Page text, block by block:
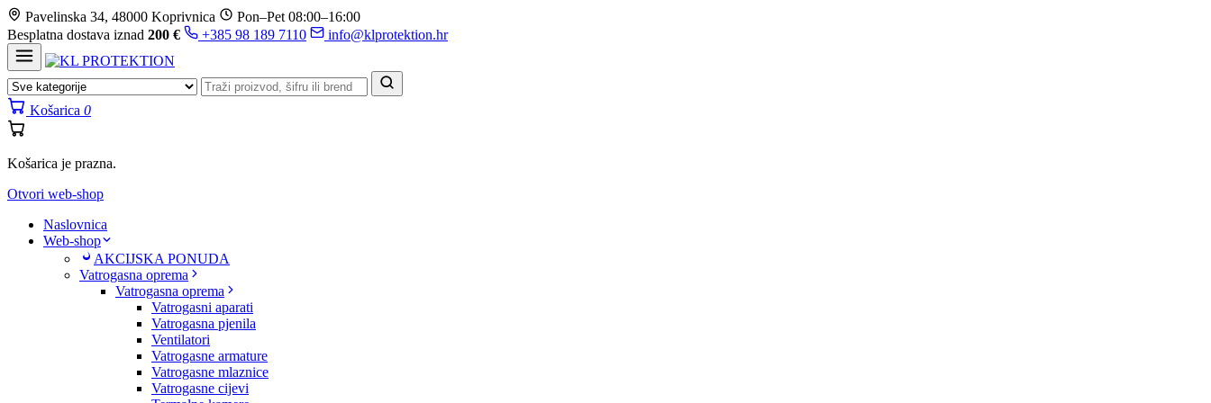
Prijeđi
na
sadržaj
Pavelinska 34, 48000 Koprivnica
Pon–Pet 08:00–16:00
Besplatna dostava iznad 200 € +385 98 189 7110 info@klprotektion.hr
Košarica 0
Košarica je prazna.
Otvori web-shop
Naslovnica
Web-shop
AKCIJSKA PONUDA
Vatrogasna oprema
Vatrogasna oprema
Vatrogasni aparati
Vatrogasna pjenila
Ventilatori
Vatrogasne armature
Vatrogasne mlaznice
Vatrogasne cijevi